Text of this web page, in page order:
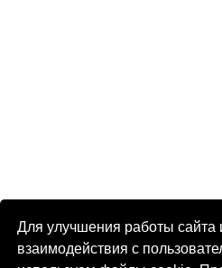
Для улучшения работы сайта
взаимодействия с